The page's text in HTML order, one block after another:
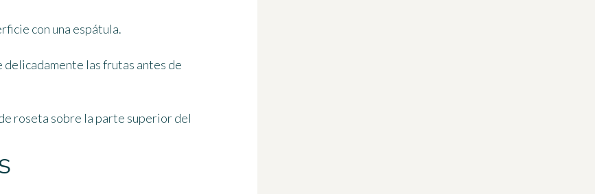
con una espátula.
delicadamente las frutas antes de
roseta sobre la parte superior del